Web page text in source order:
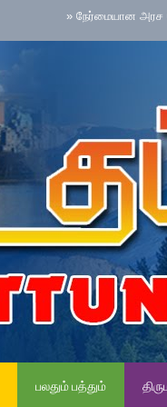
நேர்மையான அரச
பலதும் பத்தும்